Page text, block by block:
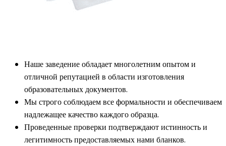
Наше заведение обладает многолетним опытом и
отличной репутацией в области изготовления
образовательных документов.
Мы строго соблюдаем все формальности и обеспечиваем
надлежащее качество каждого образца.
Проведенные проверки подтверждают истинность и
легитимность предоставляемых нами бланков.